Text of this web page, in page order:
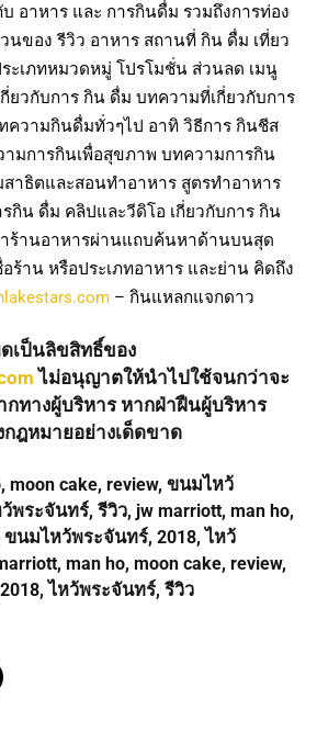
บ อาหาร และ การกินดื่ม รวมถึงการท่อง
นของ รีวิว อาหาร สถานที่ กิน ดื่ม เที่ยว
ะเภทหมวดหมู่ โปรโมชั่น ส่วนลด เมนู
ยวกับการ กิน ดื่ม บทความที่เกี่ยวกับการ
ความกินดื่มทั่วๆไป อาทิ วิธีการ กินชีส
มการกินเพื่อสุขภาพ บทความการกิน
าธิตและสอนทำอาหาร สูตรทำอาหาร
กิน ดื่ม คลิปและวีดิโอ เกี่ยวกับการ กิน
ร้านอาหารผ่านแถบค้นหาด้านบนสุด
ร้าน หรือประเภทอาหาร และย่าน คิดถึง
– กินแหลกแจกดาว
เป็นลิขสิทธิ์ของ
ไม่อนุญาตให้นำไปใช้จนกว่าจะ
ทางผู้บริหาร หากฝ่าฝืนผู้บริหาร
ฎหมายอย่างเด็ดขาด
moon cake, review, ขนมไหว้
พระจันทร์, รีวิว, jw marriott, man ho,
ขนมไหว้พระจันทร์, 2018, ไหว้
man ho, moon cake, review,
ไหว้พระจันทร์, รีวิว